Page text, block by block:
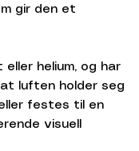
gir den et
helium, og har
luften holder seg
festes til en
visuell